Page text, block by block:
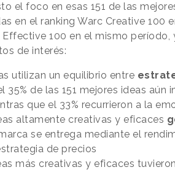
el foco en esas 151 de las
en el ranking Warc Creative 100
100 en el mismo período,
de interés:
utilizan un equilibrio entre
35% de las 151 mejores ideas aún
que el 33% recurrieron a la
altamente creativas y eficaces
se entrega mediante el
de precios
más creativas y eficaces tuvieron